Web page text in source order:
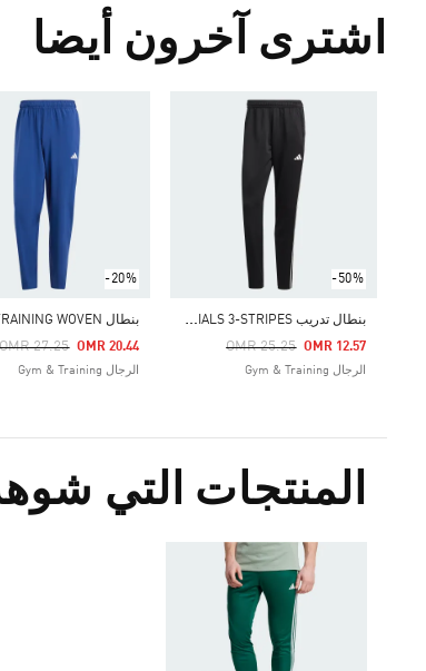
اشترى آخرون أيضا
-50%
ب
نطال تدريب TRAIN ESSENTIALS 3-STRIPES
Price Reduced From
OMR 25.25
To OMR 12.57
الرجال Gym & Training
-20%
From
OMR 27.25 OMR 20.44
الرجال Gym & Training
المنتجات التي